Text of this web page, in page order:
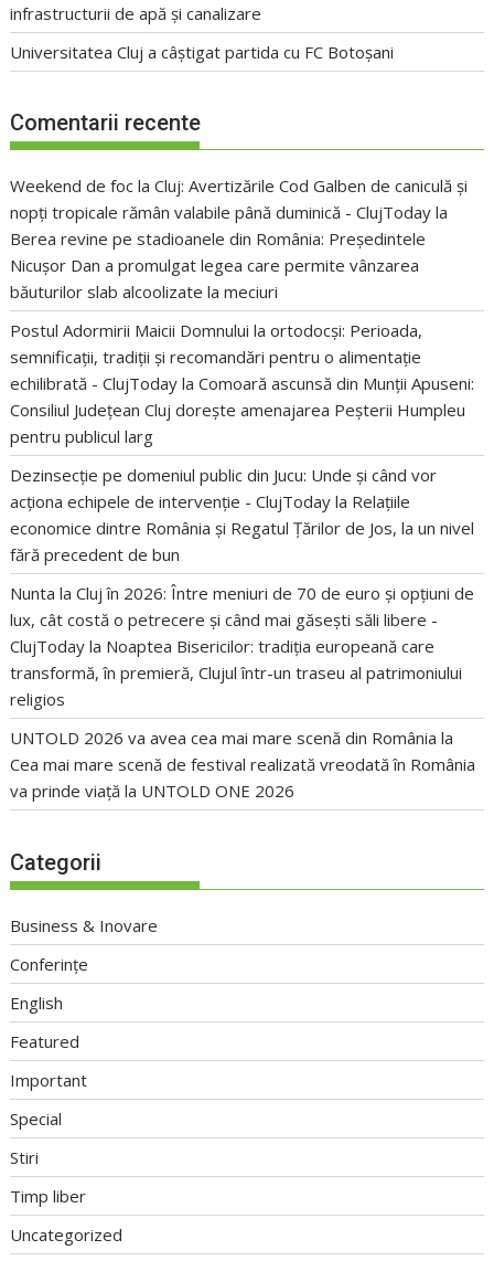
infrastructurii de apă și canalizare
Universitatea Cluj a câștigat partida cu FC Botoșani
Comentarii recente
Weekend de foc la Cluj: Avertizările Cod Galben de caniculă și
nopți tropicale rămân valabile până duminică - ClujToday la
Berea revine pe stadioanele din România: Președintele
Nicușor Dan a promulgat legea care permite vânzarea
băuturilor slab alcoolizate la meciuri
Postul Adormirii Maicii Domnului la ortodocși: Perioada,
semnificații, tradiții și recomandări pentru o alimentație
echilibrată - ClujToday laComoară ascunsă din Munții Apuseni:
Consiliul Județean Cluj dorește amenajarea Peșterii Humpleu
pentru publicul larg
Dezinsecție pe domeniul public din Jucu: Unde și când vor
acționa echipele de intervenție - ClujToday la Relațiile
economice dintre România și Regatul Țărilor de Jos, la un nivel
fără precedent de bun
Nunta la Cluj în 2026: Între meniuri de 70 de euro și opțiuni de
lux, cât costă o petrecere și când mai găsești săli libere -
ClujToday la Noaptea Bisericilor: tradiția europeană care
transformă, în premieră, Clujul într-un traseu al patrimoniului
religios
UNTOLD 2026 va avea cea mai mare scenă din România la
Cea mai mare scenă de festival realizată vreodată în România
va prinde viață la UNTOLD ONE 2026
Categorii
Business & Inovare
Conferințe
English
Featured
Important
Special
Stiri
Timp liber
Uncategorized